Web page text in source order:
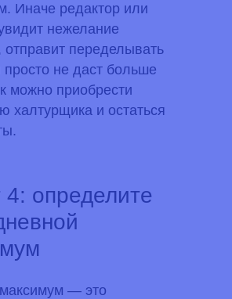
Иначе редактор или
нежелание
отправит переделывать
просто не даст больше
можно приобрести
халтурщика и остаться
4: определите
— это